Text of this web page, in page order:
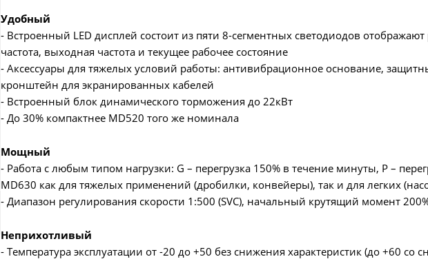
Удобный
- Встроенный LED дисплей состоит из пяти 8-сегментных светодиодов
частота, выходная частота и текущее рабочее состояние
- Аксессуары для тяжелых условий работы: антивибрационное основание,
кронштейн для экранированных кабелей
- Встроенный блок динамического торможения до 22кВт
- До 30% компактнее MD520 того же номинала
Мощный
- Работа с любым типом нагрузки: G – перегрузка 150% в течение минуты, P –
MD630 как для тяжелых применений (дробилки, конвейеры), так и для легких
- Диапазон регулирования скорости 1:500 (SVC), начальный крутящий момент 200%
Неприхотливый
- Температура эксплуатации от -20 до +50 без снижения характеристик (до +60 со